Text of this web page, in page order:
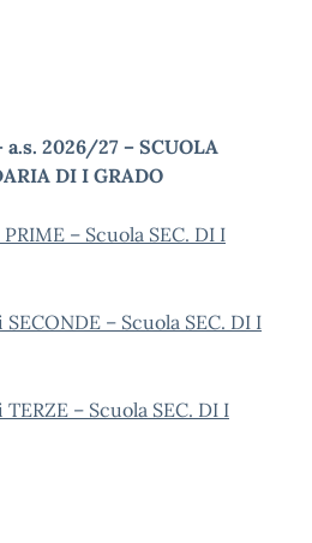
2026/27 – SCUOLA
DI I GRADO
– Scuola SEC. DI I
– Scuola SEC. DI I
– Scuola SEC. DI I